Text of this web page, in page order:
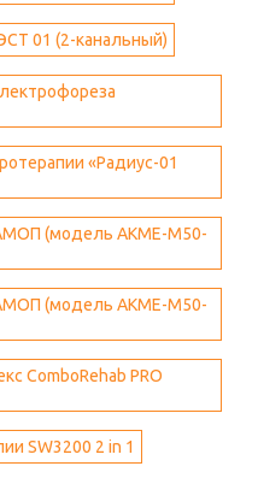
01 (2-канальный)
«Радиус-01
(модель АКМЕ-М50-
(модель АКМЕ-М50-
ComboRehab PRO
SW3200 2 in 1